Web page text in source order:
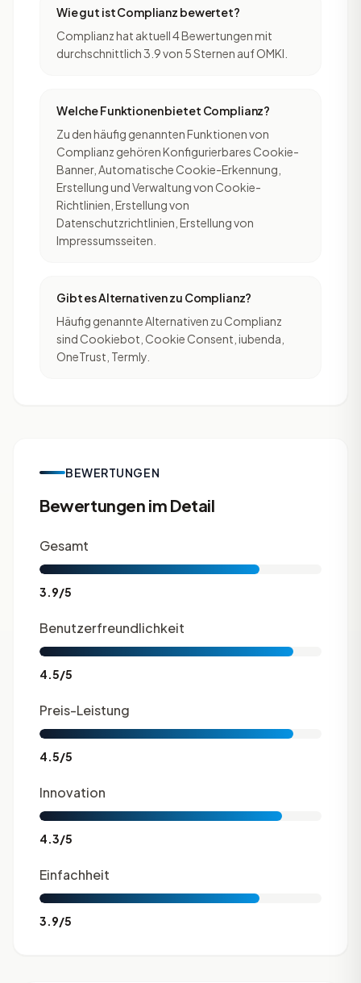
Wie gut ist Complianz bewertet?
Complianz hat aktuell 4 Bewertungen mit
durchschnittlich 3.9 von 5 Sternen auf OMKI.
Welche Funktionen bietet Complianz?
Zu den häufig genannten Funktionen von
Complianz gehören Konfigurierbares Cookie-
Banner, Automatische Cookie-Erkennung,
Erstellung und Verwaltung von Cookie-
Richtlinien, Erstellung von
Datenschutzrichtlinien, Erstellung von
Impressumsseiten.
Gibt es Alternativen zu Complianz?
Häufig genannte Alternativen zu Complianz
sind Cookiebot, Cookie Consent, iubenda,
OneTrust, Termly.
BEWERTUNGEN
Bewertungen im Detail
Gesamt
3.9/5
Benutzerfreundlichkeit
4.5/5
Preis-Leistung
4.5/5
Innovation
4.3/5
Einfachheit
3.9/5